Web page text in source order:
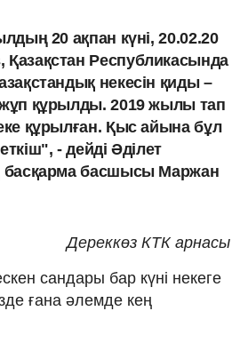
20 ақпан күні, 20.02.20
Республикасында
некесін қиды –
құрылды. 2019 жылы тап
құрылған. Қыс айына бұл
- дейді Әділет
басқарма басшысы Маржан
Дереккөз КТК арнасы
сандары бар күні некеге
ғана әлемде кең